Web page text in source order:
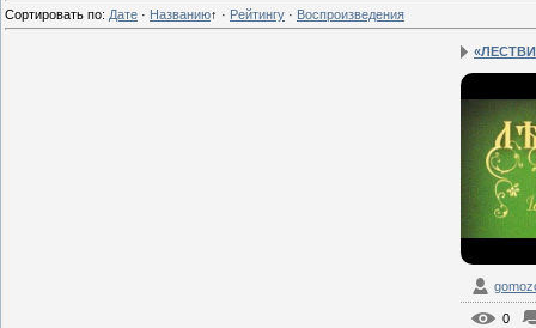
Сортировать по: Дате · Названию↑ · Рейтингу · Воспроизведения
0